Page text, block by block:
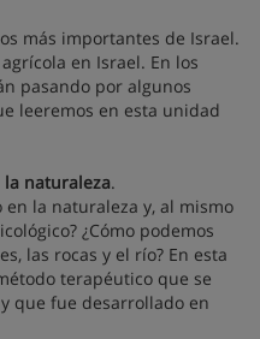
más importantes de Israel.
en Israel. En los
pasando por algunos
leeremos en esta unidad
naturaleza.
la naturaleza y, al mismo
¿Cómo podemos
las rocas y el río? En esta
terapéutico que se
que fue desarrollado en